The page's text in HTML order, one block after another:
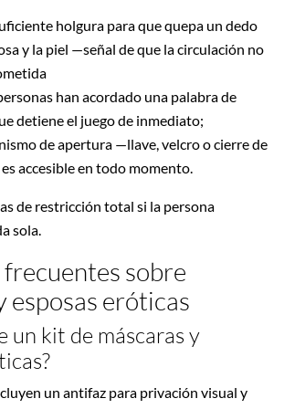
holgura para que quepa un dedo
y la piel —señal de que la circulación no
han acordado una palabra de
detiene el juego de inmediato;
de apertura —llave, velcro o cierre de
accesible en todo momento.
de restricción total si la persona
sola.
sobre
esposas eróticas
un kit de máscaras y
un antifaz para privación visual y